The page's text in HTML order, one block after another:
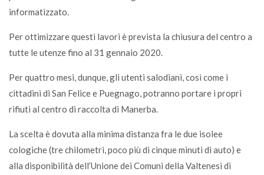
informatizzato.
Per ottimizzare questi lavori è prevista la chiusura del centro a
tutte le utenze fino al 31 gennaio 2020.
Per quattro mesi, dunque, gli utenti salodiani, così come i
cittadini di San Felice e Puegnago, potranno portare i propri
rifiuti al centro di raccolta di Manerba.
La scelta è dovuta alla minima distanza fra le due isolee
cologiche (tre chilometri, poco più di cinque minuti di auto) e
alla disponibilità dell’Unione dei Comuni della Valtenesi di